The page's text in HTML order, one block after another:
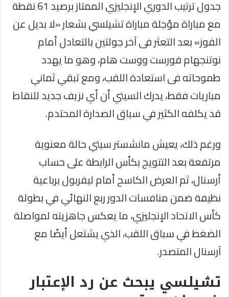
جدول ترتيب الدوري الإنجليزي الممتاز برصيد 61 نقطة
مع مباراة مؤجلة مباراة تشيلسي بشعار «لا بديل عن
الفوز» بعد التعثر فى آخر جولتين بالتعادل أمام
نوتنجهام فورست ووست هام، وهو ما يهدد
طموحاته فى استعادة اللقب، ومع تبقي ثماني
مباريات فقط، يدرك السيتي أن أي نزيف جديد للنقاط
قد يكلفه الكثير في سباق الصدارة المحتدم.
ورغم ذلك، يعيش مانشستر سيتي حالة معنوية
مرتفعة بعد التتويج بكأس الرابطة على حساب
أرسنال، ثم العرض الكاسح أمام ليفربول برباعية
نظيفة ضمن منافسات الدور ربع النهائي في بطولة
كأس الاتحاد الإنجليزي، ما يعكس جاهزيته لمواصلة
الضغط في سباق اللقب، الذي يشتعل أيضًا مع
آرسنال المتصدر.
تشيلسي يبحث عن رد الإعتبار